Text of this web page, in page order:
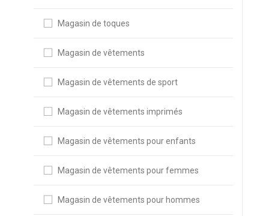
Magasin de toques
Magasin de vêtements
Magasin de vêtements de sport
Magasin de vêtements imprimés
Magasin de vêtements pour enfants
Magasin de vêtements pour femmes
Magasin de vêtements pour hommes